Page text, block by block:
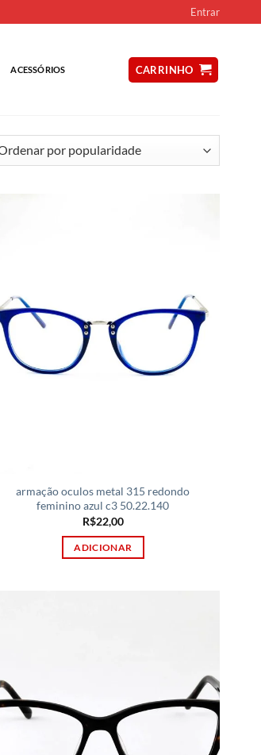
Entrar
ACESSÓRIOS CARRINHO
armação oculos metal 315 redondo
feminino azul c3 50.22.140
R$22,00
ADICIONAR